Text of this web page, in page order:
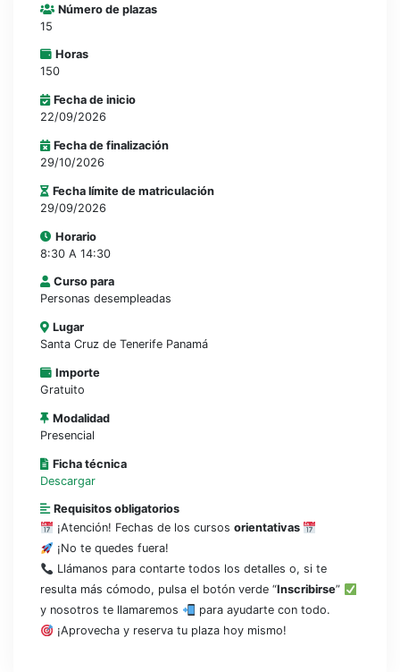
Número de plazas
15
Horas
150
Fecha de inicio
22/09/2026
Fecha de finalización
29/10/2026
Fecha límite de matriculación
29/09/2026
Horario
8:30 A 14:30
Curso para
Personas desempleadas
Lugar
Santa Cruz de Tenerife Panamá
Importe
Gratuito
Modalidad
Presencial
Ficha técnica
Descargar
Requisitos obligatorios
¡Atención! Fechas de los cursos orientativas
¡No te quedes fuera!
Llámanos para contarte todos los detalles o, si te
resulta más cómodo, pulsa el botón verde “Inscribirse”
y nosotros te llamaremos
para ayudarte con todo.
¡Aprovecha y reserva tu plaza hoy mismo!